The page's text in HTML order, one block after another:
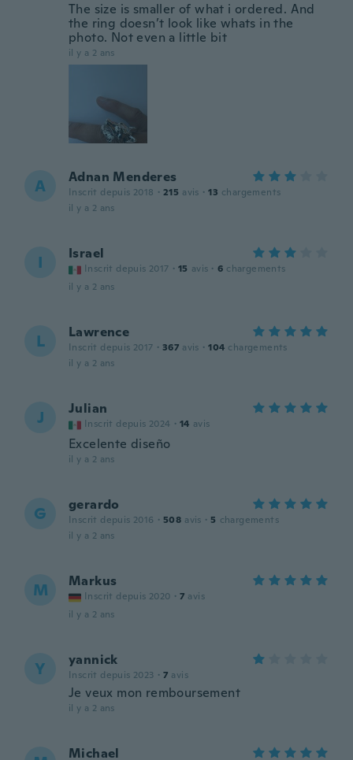
The size is smaller of what i ordered. And
the ring doesn’t look like whats in the
photo. Not even a little bit
il y a 2 ans
A Adnan Menderes
Inscrit depuis 2018 · 215 avis · 13 chargements
il y a 2 ans
I Israel
Inscrit depuis 2017 · 15 avis · 6 chargements
il y a 2 ans
L Lawrence
Inscrit depuis 2017 · 367 avis · 104 chargements
il y a 2 ans
J Julian
Inscrit depuis 2024 · 14 avis
Excelente diseño
il y a 2 ans
G gerardo
Inscrit depuis 2016 · 508 avis · 5 chargements
il y a 2 ans
M Markus
Inscrit depuis 2020 · 7 avis
il y a 2 ans
Y yannick
Inscrit depuis 2023 · 7 avis
Je veux mon remboursement
il y a 2 ans
Michael